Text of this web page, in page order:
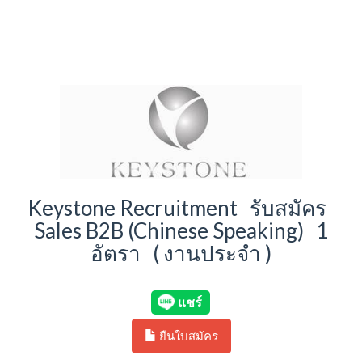
Keystone Recruitment รับสมัคร
Sales B2B (Chinese Speaking) 1
อัตรา ( งานประจำ )
ยืนใบสมัคร